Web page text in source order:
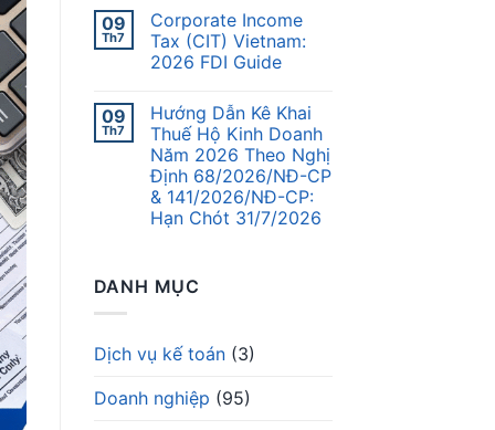
09
Th7
Corporate Income
Tax (CIT) Vietnam:
2026 FDI Guide
09
Th7
Hướng Dẫn Kê Khai
Thuế Hộ Kinh Doanh
Năm 2026 Theo Nghị
Định 68/2026/NĐ-CP
& 141/2026/NĐ-CP:
Hạn Chót 31/7/2026
DANH MỤC
Dịch vụ kế toán(3)
Doanh nghiệp (95)